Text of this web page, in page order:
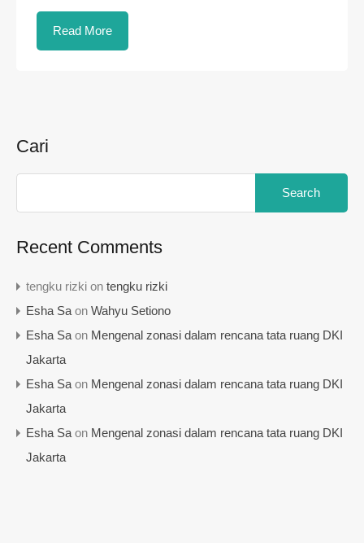
Read More
Cari
Recent Comments
tengku rizki on tengku rizki
Esha Sa on Wahyu Setiono
Esha Sa on Mengenal zonasi dalam rencana tata ruang DKI
Jakarta
Esha Sa on Mengenal zonasi dalam rencana tata ruang DKI
Jakarta
Esha Sa on Mengenal zonasi dalam rencana tata ruang DKI
Jakarta